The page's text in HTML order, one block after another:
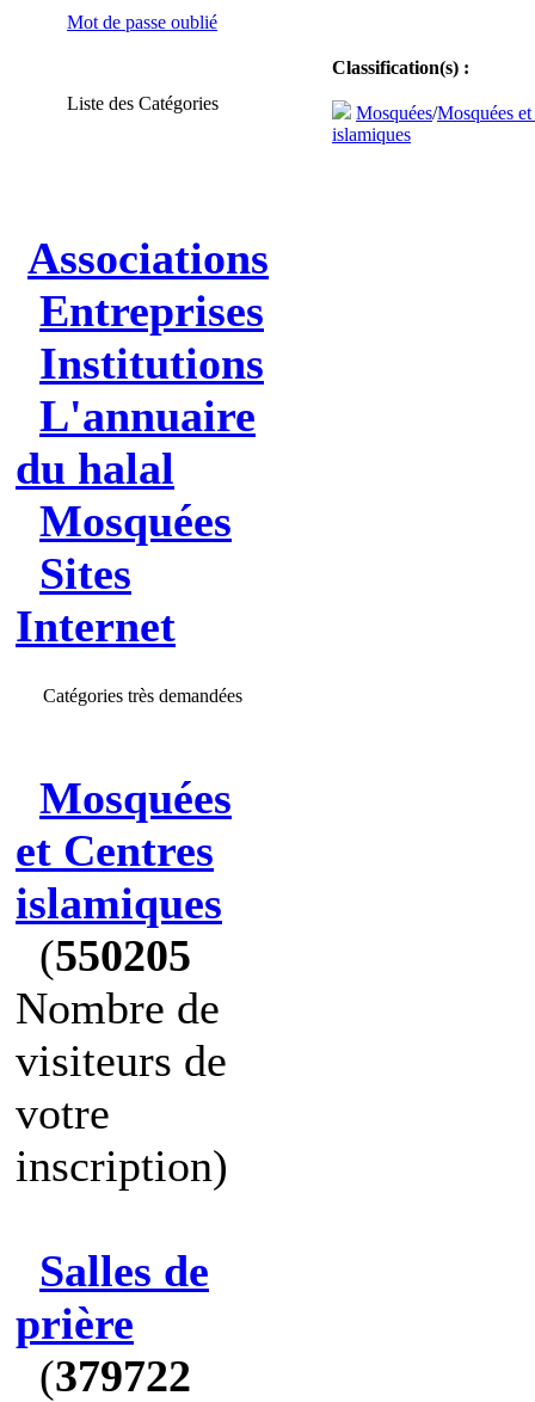
Mot de passe oublié
Liste des Catégories
Associations
Entreprises
Institutions
L'annuaire
du halal
Mosquées
Sites
Internet
Catégories très demandées
Mosquées
et Centres
islamiques
(550205
Nombre de
visiteurs de
votre
inscription)
Salles de
prière
(379722
Classification(s) :
Mosquées/Mosquées
islamiques